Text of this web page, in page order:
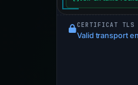
CERTIFICAT TLS
Valid transport